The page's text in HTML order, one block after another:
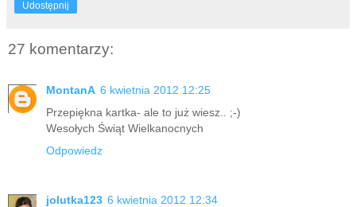
Udostępnij
27 komentarzy:
MontanA 6 kwietnia 2012 12:25
Przepiękna kartka- ale to już wiesz.. ;-)
Wesołych Świąt Wielkanocnych
Odpowiedz
jolutka123 6 kwietnia 2012 12:34